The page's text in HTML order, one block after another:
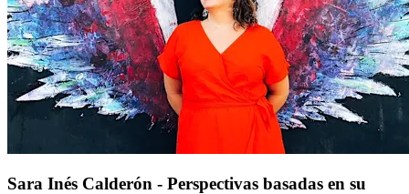
Sara Inés Calderón - Perspectivas basadas en su